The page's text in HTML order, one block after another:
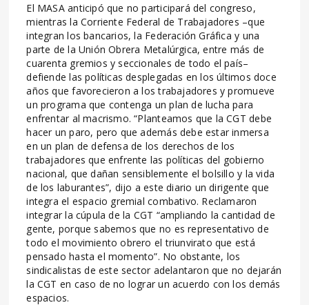
El MASA anticipó que no participará del congreso,
mientras la Corriente Federal de Trabajadores –que
integran los bancarios, la Federación Gráfica y una
parte de la Unión Obrera Metalúrgica, entre más de
cuarenta gremios y seccionales de todo el país–
defiende las políticas desplegadas en los últimos doce
años que favorecieron a los trabajadores y promueve
un programa que contenga un plan de lucha para
enfrentar al macrismo. “Planteamos que la CGT debe
hacer un paro, pero que además debe estar inmersa
en un plan de defensa de los derechos de los
trabajadores que enfrente las políticas del gobierno
nacional, que dañan sensiblemente el bolsillo y la vida
de los laburantes”, dijo a este diario un dirigente que
integra el espacio gremial combativo. Reclamaron
integrar la cúpula de la CGT “ampliando la cantidad de
gente, porque sabemos que no es representativo de
todo el movimiento obrero el triunvirato que está
pensado hasta el momento”. No obstante, los
sindicalistas de este sector adelantaron que no dejarán
la CGT en caso de no lograr un acuerdo con los demás
espacios.